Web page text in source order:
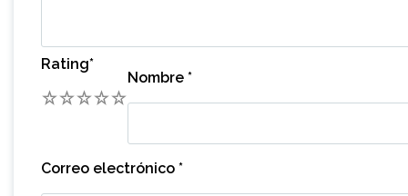
Rating*
5
4
3
2
Nombre *
Correo electrónico *